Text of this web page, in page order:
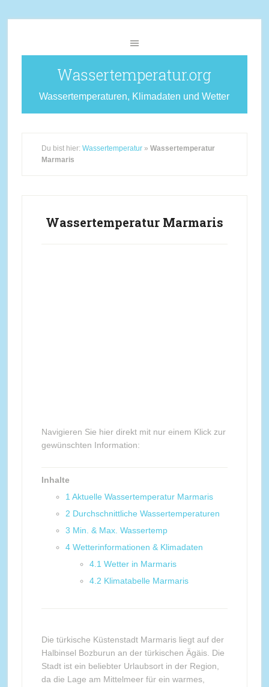
Wassertemperatur.org
Wassertemperaturen, Klimadaten und Wetter
Du bist hier: Wassertemperatur» Wassertemperatur
Marmaris
Wassertemperatur Marmaris
Navigieren Sie hier direkt mit nur einem Klick zur
gewünschten Information:
Inhalte
1 Aktuelle Wassertemperatur Marmaris
2 Durchschnittliche Wassertemperaturen
3 Min. & Max. Wassertemp
4 Wetterinformationen & Klimadaten
4.1 Wetter in Marmaris
4.2 Klimatabelle Marmaris
Die türkische Küstenstadt Marmaris liegt auf der
Halbinsel Bozburun an der türkischen Ägäis. Die
Stadt ist ein beliebter Urlaubsort in der Region,
da die Lage am Mittelmeer für ein warmes,